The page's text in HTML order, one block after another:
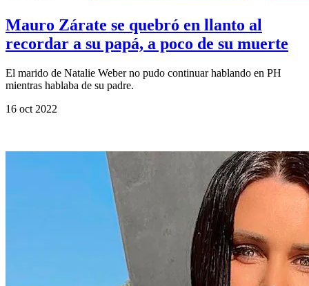
Mauro Zárate se quebró en llanto al
recordar a su papá, a poco de su muerte
El marido de Natalie Weber no pudo continuar hablando en PH
mientras hablaba de su padre.
16 oct 2022